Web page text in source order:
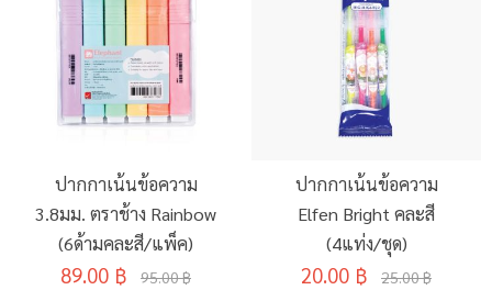
ปากกาเน้นข้อความ
3.8มม. ตราช้าง Rainbow
(6ด้ามคละสี/แพ็ค)
89.00 ฿ 95.00 ฿
ปากกาเน้นข้อความ
Elfen Bright คละสี
(4แท่ง/ชุด)
20.00 ฿ 25.00 ฿